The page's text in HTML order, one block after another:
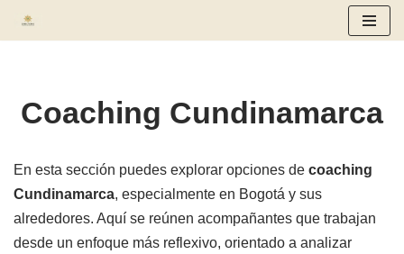
Coaching Cundinamarca
En esta sección puedes explorar opciones de coaching
Cundinamarca, especialmente en Bogotá y sus
alrededores. Aquí se reúnen acompañantes que trabajan
desde un enfoque más reflexivo, orientado a analizar